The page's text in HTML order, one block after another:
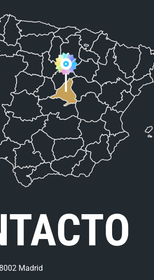
Madrid